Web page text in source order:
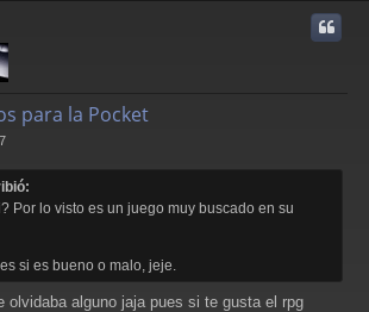
para la Pocket
Por lo visto es un juego muy buscado en su
si es bueno o malo, jeje.
olvidaba alguno jaja pues si te gusta el rpg